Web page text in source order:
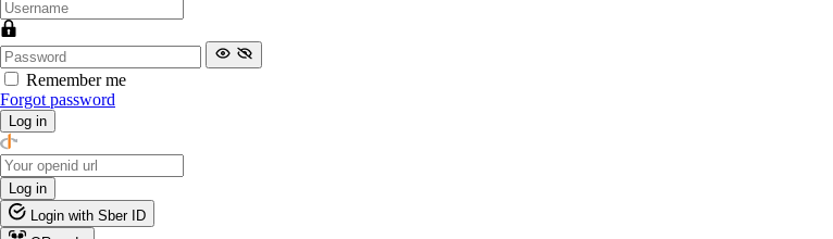
Remember me
Forgot password
Log in
Log in
Login with Sber ID